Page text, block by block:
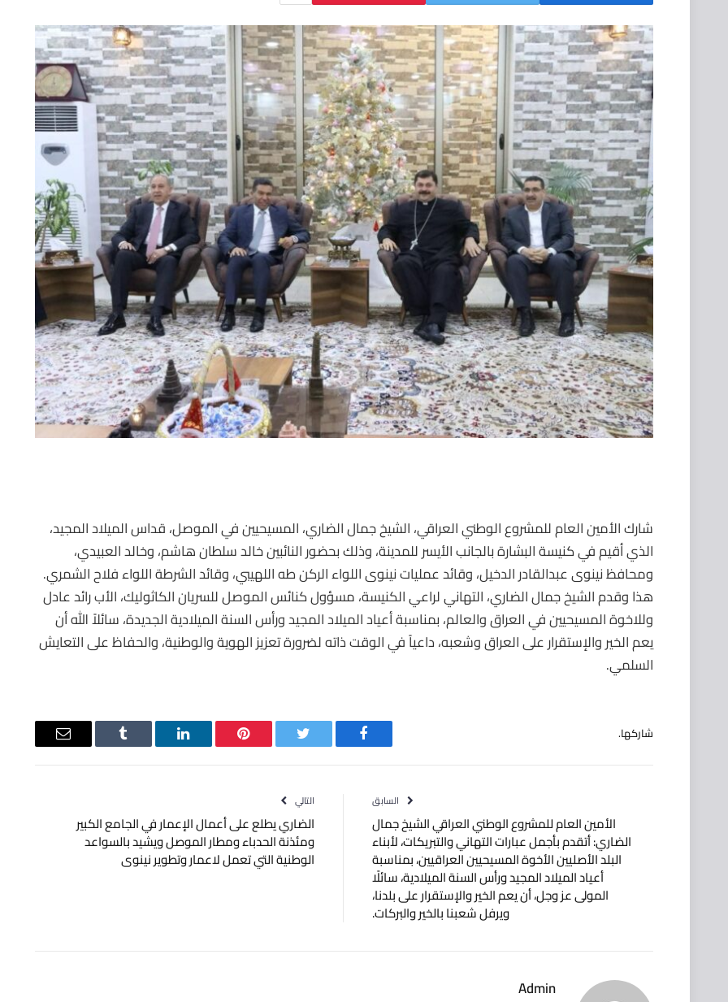
شارك الأمين العام للمشروع الوطني العراقي، الشيخ جمال الضاري، المسيحيين في الموصل، قداس الميلاد المجيد،
الذي أقيم في كنيسة البشارة بالجانب الأيسر للمدينة، وذلك بحضور النائبين خالد سلطان هاشم، وخالد العبيدي،
ومحافظ نينوى عبدالقادر الدخيل، وقائد عمليات نينوى اللواء الركن طه اللهيبي، وقائد الشرطة اللواء فلاح الشمري.
هذا وقدم الشيخ جمال الضاري، التهاني لراعي الكنيسة، مسؤول كنائس الموصل للسريان الكاثوليك، الأب رائد عادل
وللاخوة المسيحيين في العراق والعالم، بمناسبة أعياد الميلاد المجيد ورأس السنة الميلادية الجديدة، سائلاً الله أن
يعم الخير والإستقرار على العراق وشعبه، داعياً في الوقت ذاته لضرورة تعزيز الهوية والوطنية، والحفاظ على التعايش
السلمي.
شاركها.
فيسبوك تويتر بينتيريستلينكدإن Tumblr
البريد
السابق
الأمين العام للمشروع الوطني العراقي الشيخ جمال
الضاري: أتقدم بأجمل عبارات التهاني والتبريكات، لأبناء
البلد الأصليين الأخوة المسيحيين ⁧‫العراقيين‬⁩، بمناسبة
أعياد الميلاد المجيد ورأس السنة الميلادية، سائلًا
المولى عز وجل، أن يعم الخير والإستقرار على بلدنا،
ويرفل شعبنا بالخير والبركات.
التالي
الضاري يطلع على أعمال الإعمار في الجامع الكبير
ومئذنة الحدباء ومطار الموصل ويشيد بالسواعد
الوطنية التي تعمل لاعمار وتطوير نينوى
Admin